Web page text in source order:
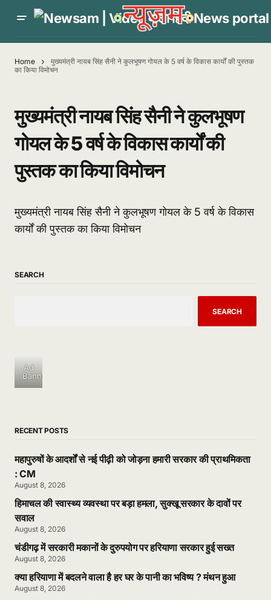
Home
मुख्यमंत्री नायब सिंह सैनी ने कुलभूषण गोयल के 5 वर्ष के विकास कार्यों की पुस्तक
का किया विमोचन
मुख्यमंत्री नायब सिंह सैनी ने कुलभूषण
गोयल के 5 वर्ष के विकास कार्यों की
पुस्तक का किया विमोचन
मुख्यमंत्री नायब सिंह सैनी ने कुलभूषण गोयल के 5 वर्ष के विकास
कार्यों की पुस्तक का किया विमोचन
SEARCH
SEARCH
Ad
Banner
RECENT POSTS
महापुरुषों के आदर्शों से नई पीढ़ी को जोड़ना हमारी सरकार की प्राथमिकता
: CM
August 8, 2026
हिमाचल की स्वास्थ्य व्यवस्था पर बड़ा हमला, सुक्खू सरकार के दावों पर
सवाल
August 8, 2026
चंडीगढ़ में सरकारी मकानों के दुरुपयोग पर हरियाणा सरकार हुई सख्त
August 8, 2026
क्या हरियाणा में बदलने वाला है हर घर के पानी का भविष्य ? मंथन हुआ
August 8, 2026